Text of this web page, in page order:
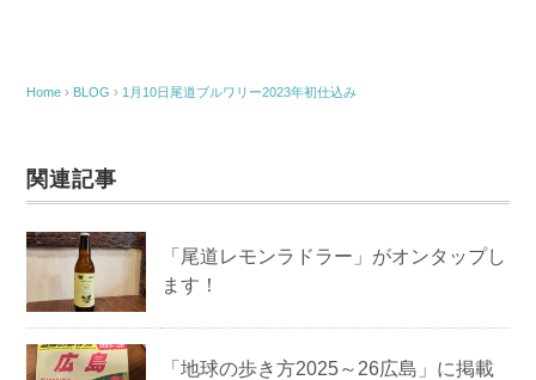
Home › BLOG › 1月10日尾道ブルワリー2023年初仕込み
関連記事
「尾道レモンラドラー」がオンタップし
ます！
「地球の歩き方2025～26広島」に掲載